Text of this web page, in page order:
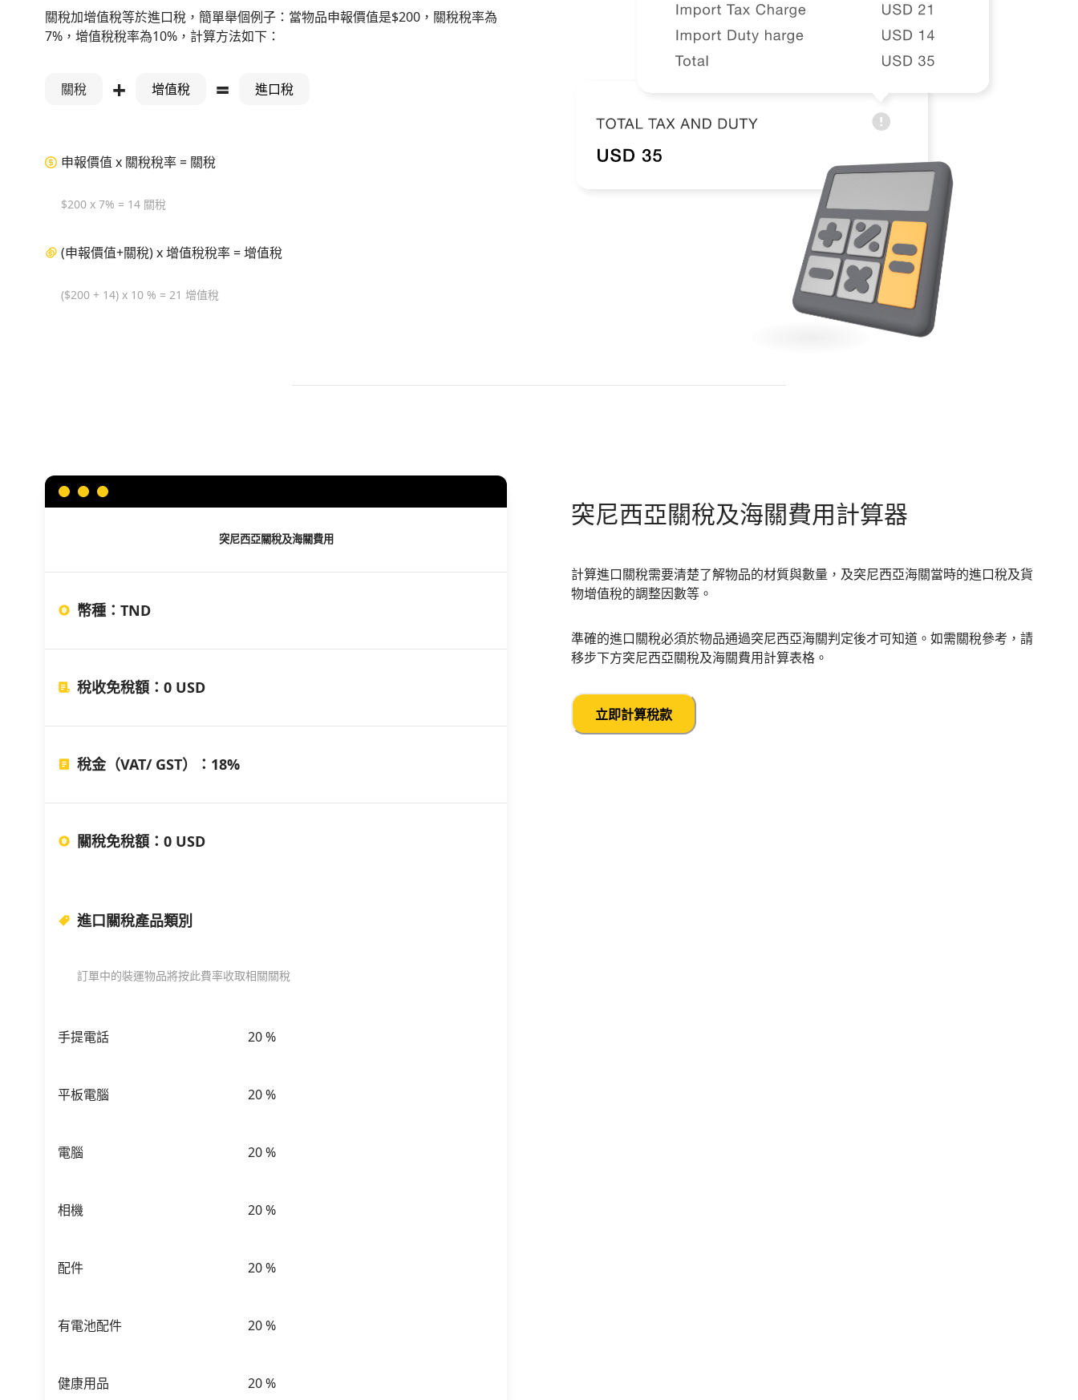
關稅加增值稅等於進口稅，簡單舉個例子：當物品申報價值是$200，關稅稅率為
7%，增值稅稅率為10%，計算方法如下：
關稅 + 增值稅 = 進口稅
申報價值 x 關稅稅率 = 關稅
$200 x 7% = 14 關稅
(申報價值+關稅) x 增值稅稅率 = 增值稅
($200 + 14) x 10 % = 21 增值稅
突尼西亞關稅及海關費用
幣種 ： TND
稅收免稅額 ： 0 USD
稅金（VAT/ GST） ： 18%
關稅免稅額 ： 0 USD
進口關稅產品類別
訂單中的裝運物品將按此費率收取相關關稅
手提電話 20%
平板電腦 20%
電腦 20%
相機 20%
配件 20%
有電池配件 20%
健康用品 20%
突尼西亞關稅及海關費用計算器
計算進口關稅需要清楚了解物品的材質與數量，及突尼西亞海關當時的進口稅及貨
物增值稅的調整因數等。
準確的進口關稅必須於物品通過突尼西亞海關判定後才可知道。如需關稅參考，請
移步下方突尼西亞關稅及海關費用計算表格。
立即計算稅款